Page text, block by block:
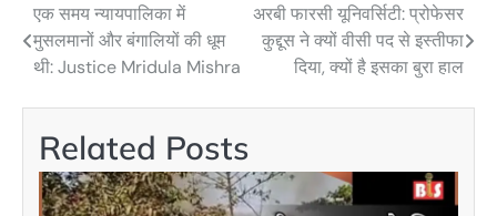
Post
navigation
एक समय न्यायपालिका में
मुसलमानों और बंगालियों की धूम
थी: Justice Mridula Mishra
अरबी फारसी यूनिवर्सिटी: प्रोफेसर
कुद्दूस ने क्यों वीसी पद से इस्तीफा
दिया, क्यों है इसका बुरा हाल
Related Posts